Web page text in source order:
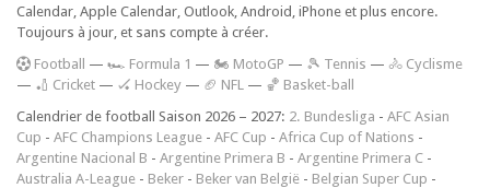
Calendar, Apple Calendar, Outlook, Android, iPhone et plus encore.
Toujours à jour, et sans compte à créer.
Football — 🏎️ Formula 1 — 🏍 MotoGP — 🎾 Tennis — 🚴 Cyclisme
— 🏏 Cricket — 🏑 Hockey — 🏈 NFL — 🏀 Basket-ball
Calendrier de football Saison 2026 – 2027: 2. Bundesliga - AFC Asian
Cup - AFC Champions League - AFC Cup - Africa Cup of Nations -
Argentine Nacional B - Argentine Primera B - Argentine Primera C -
Australia A-League - Beker - Beker van België - Belgian Super Cup -